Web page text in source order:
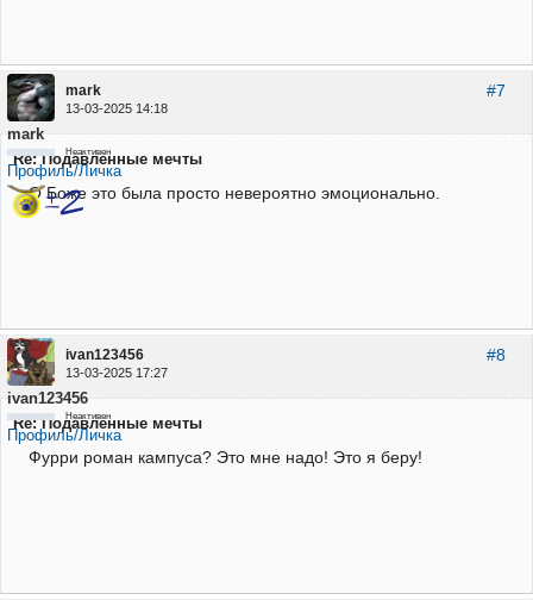
#7
mark
13-03-2025 14:18
mark
Неактивен
Профиль/Личка
Re: Подавленные мечты
О Боже это была просто невероятно эмоционально.
#8
ivan123456
13-03-2025 17:27
ivan123456
Неактивен
Профиль/Личка
Re: Подавленные мечты
Фурри роман кампуса? Это мне надо! Это я беру!